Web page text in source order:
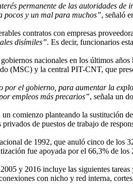
permanente de las autoridades
pocos y un mal para muchos”, señaló
contratos con empresas
disímiles”. Es decir, funcionarios
nacionales en los últimos
(MSC) y la central PIT-CNT, que
el gobierno, para aumentar la
empleos más precarios”, señala un
comienzo planteando la sustitución
de puestos de trabajo de
de 1992, que anuló cinco de los
fue apoyada por el 66,3% de los
y 2016 incluye las siguientes
con nicho y red interna,